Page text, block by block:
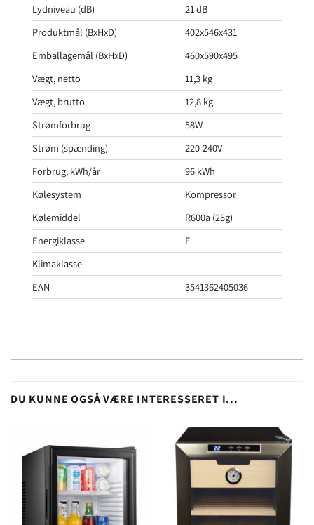
Lydniveau (dB)
21 dB
Produktmål (BxHxD)
402x546x431
Emballagemål (BxHxD)
460x590x495
Vægt, netto
11,3 kg
Vægt, brutto
12,8 kg
Strømforbrug
58W
Strøm (spænding)
220-240V
Forbrug, kWh/år
96 kWh
Kølesystem
Kompressor
Kølemiddel
R600a (25g)
Energiklasse
F
Klimaklasse
–
EAN
3541362405036
DU KUNNE OGSÅ VÆRE INTERESSERET I...